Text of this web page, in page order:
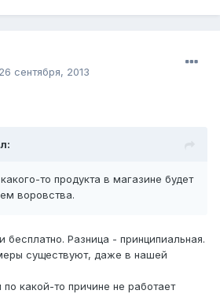
26 сентября, 2013
то продукта в магазине будет
воровства.
Разница - принципиальная.
существуют, даже в нашей
какой-то причине не работает